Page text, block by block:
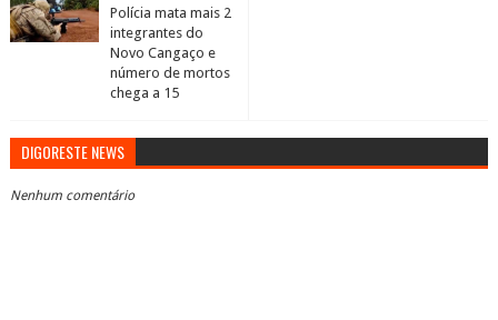
Polícia mata mais 2
integrantes do
Novo Cangaço e
número de mortos
chega a 15
DIGORESTE NEWS
Nenhum comentário